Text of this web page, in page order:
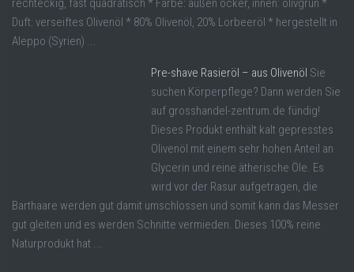
rechteckig, fast quadratisch * Farbe: außen ocker, innen: olivgrün *
Duft: verseiftes Olivenöl * 80% Olivenöl, 20% Lorbeeröl * hergestellt in
Aleppo (Syrien) ...
Pre-shave Rasieröl – aus Olivenöl Sie
suchen Körperpflege? Dann werden Sie
auf grosshandel-zentrum.de fündig!
Dieses Produkt enthält kalt gepresstes
Olivenöl mit einem sehr hohen Anteil an
Glycerin und reine ätherische Öle. Es
wird vor der Rasur aufgetragen, die
Barthaare werden gut damit umschlossen und somit kann das Messer
gut gleiten und es werden Schnitte vermieden. Dieses 100% reine
Naturprodukt hat ...